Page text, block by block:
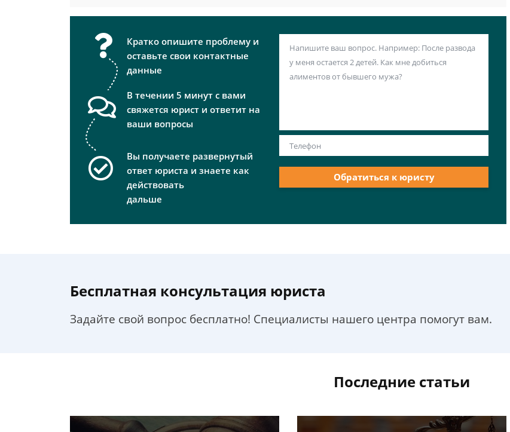
Кратко опишите проблему и
оставьте свои контактные
данные
В течении 5 минут с вами
свяжется юрист и ответит на
ваши вопросы
Вы получаете развернутый
ответ юриста и знаете как
действовать
дальше
Обратиться к юристу
Бесплатная консультация юриста
Задайте свой вопрос бесплатно! Специалисты нашего центра помогут вам.
Последние статьи